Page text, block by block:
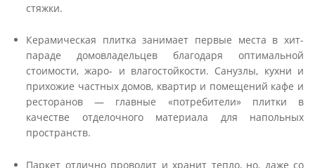
стяжки.
Керамическая плитка занимает первые места в хит-
параде домовладельцев благодаря оптимальной
стоимости, жаро- и влагостойкости. Санузлы, кухни и
прихожие частных домов, квартир и помещений кафе и
ресторанов — главные «потребители» плитки в
качестве отделочного материала для напольных
пространств.
Паркет отлично проводит и хранит тепло, но, даже со